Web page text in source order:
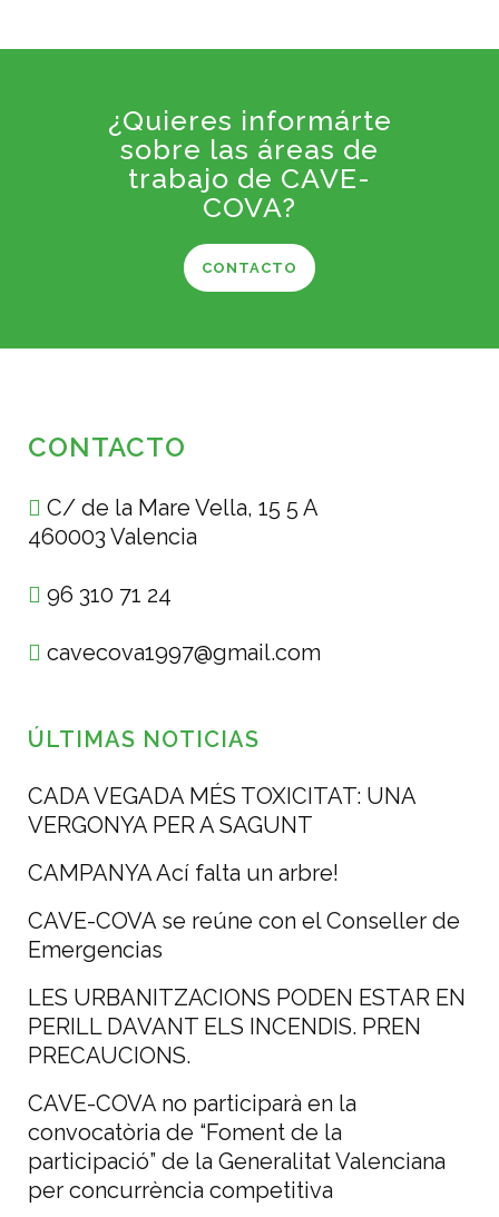
¿Quieres informárte
sobre las áreas de
trabajo de CAVE-
COVA?
CONTACTO
CONTACTO
C/ de la Mare Vella, 15 5 A
460003 Valencia
96 310 71 24
cavecova1997@gmail.com
ÚLTIMAS NOTICIAS
CADA VEGADA MÉS TOXICITAT: UNA
VERGONYA PER A SAGUNT
CAMPANYA Ací falta un arbre!
CAVE-COVA se reúne con el Conseller de
Emergencias
LES URBANITZACIONS PODEN ESTAR EN
PERILL DAVANT ELS INCENDIS. PREN
PRECAUCIONS.
CAVE-COVA no participarà en la
convocatòria de “Foment de la
participació” de la Generalitat Valenciana
per concurrència competitiva